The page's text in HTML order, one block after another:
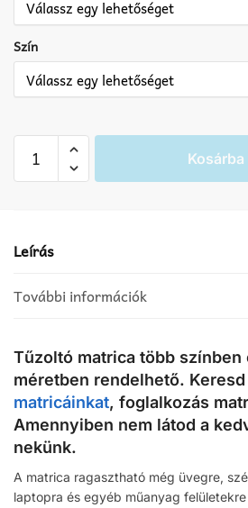
Szín
matrica
mennyiség
Leírás
További információk
Tűzoltó matrica több
méretben rendelhető.
matricáinkat, foglalkozás
Amennyiben nem látod a
nekünk.
A matrica ragasztható még üvegre,
laptopra és egyéb műanyag